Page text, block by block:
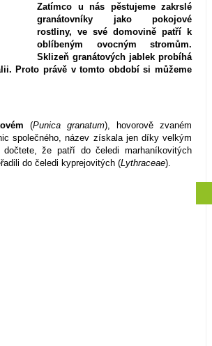
Zatímco u nás pěstujeme zakrslé
granátovníky jako pokojové
rostliny, ve své domovině patří k
oblíbeným ovocným stromům.
Sklizeň granátových jablek probíhá
Proto právě v tomto období si můžeme
(Punica granatum), hovorově zvaném
společného, název získala jen díky velkým
že patří do čeledi marhaníkovitých
do čeledi kyprejovitých (Lythraceae).